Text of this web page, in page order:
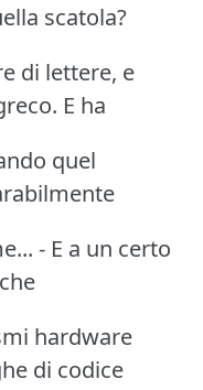
scatola?
di lettere, e
E ha
quel
- E a un certo
hardware
di codice